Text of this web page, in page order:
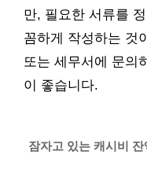
만, 필요한 서류를
꼼하게 작성하는 것
또는 세무서에 문의
이 좋습니다.
잠자고 있는 캐시비